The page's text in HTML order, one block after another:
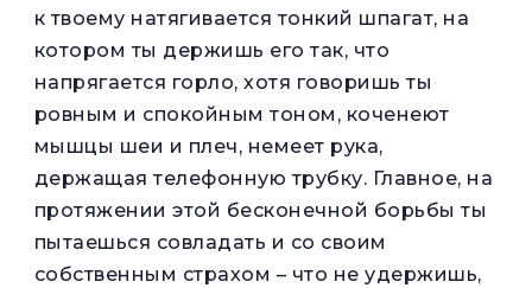
к твоему натягивается тонкий шпагат, на
котором ты держишь его так, что
напрягается горло, хотя говоришь ты
ровным и спокойным тоном, коченеют
мышцы шеи и плеч, немеет рука,
держащая телефонную трубку. Главное, на
протяжении этой бесконечной борьбы ты
пытаешься совладать и со своим
собственным страхом – что не удержишь,